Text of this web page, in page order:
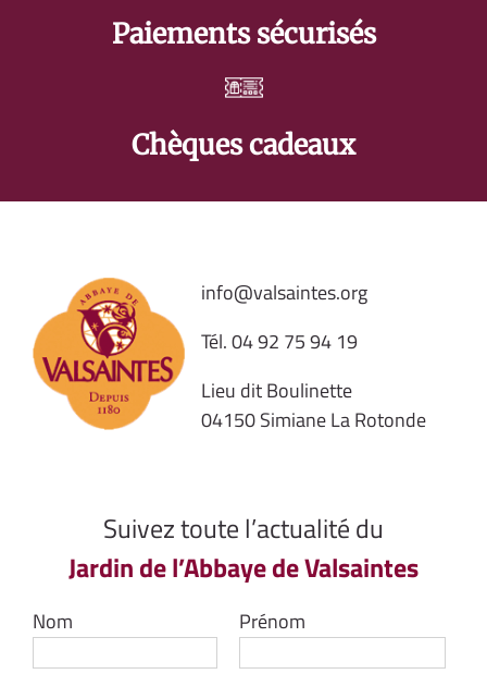
Paiements sécurisés
Chèques cadeaux
info@valsaintes.org
Tél.04 92 75 94 19
Lieu dit Boulinette
04150 Simiane La Rotonde
Suivez toute l’actualité du
Jardin de l’Abbaye de Valsaintes
Nom Prénom